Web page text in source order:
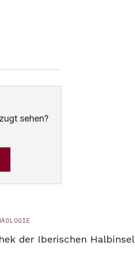
sehen?
der Iberischen Halbinsel